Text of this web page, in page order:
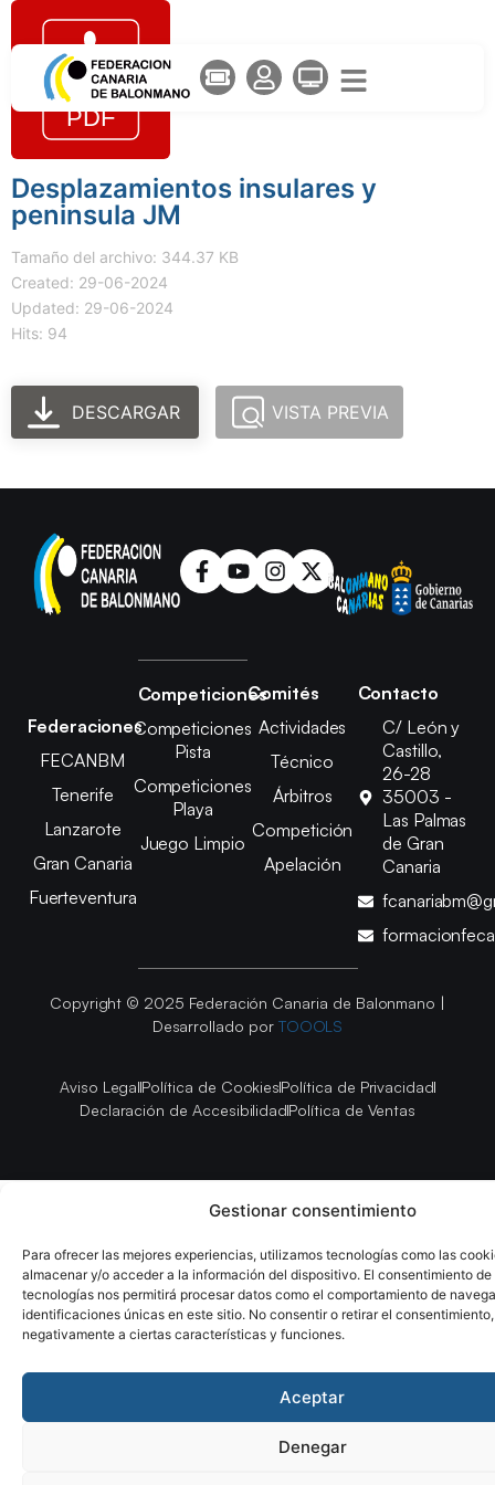
Gestionar consentimiento
Para ofrecer las mejores experiencias, utilizamos tecnologías como las
almacenar y/o acceder a la información del dispositivo. El consentimiento de
tecnologías nos permitirá procesar datos como el comportamiento de
identificaciones únicas en este sitio. No consentir o retirar el
negativamente a ciertas características y funciones.
Aceptar
Denegar
Desplazamientos insulares y
peninsula JM
Tamaño del archivo: 344.37 KB
Created: 29-06-2024
Updated: 29-06-2024
Hits: 94
DESCARGAR VISTA PREVIA
Federaciones
FECANBM
Tenerife
Lanzarote
Gran Canaria
Fuerteventura
Competiciones
Competiciones
Pista
Competiciones
Playa
Juego Limpio
Comités
Actividades
Técnico
Árbitros
Competición
Apelación
Contacto
C/ León y
Castillo,
26-28
35003 -
Las Palmas
de Gran
Canaria
Copyright © 2025 Federación Canaria de Balonmano |
Desarrollado por TOOOLS
Aviso LegalPolítica de CookiesPolítica de Privacidad
Declaración de AccesibilidadPolítica de Ventas